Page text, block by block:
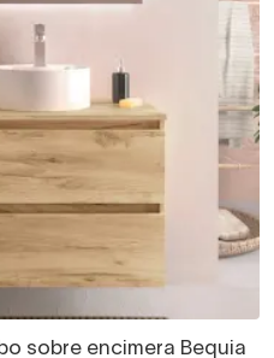
sobre encimera Bequia